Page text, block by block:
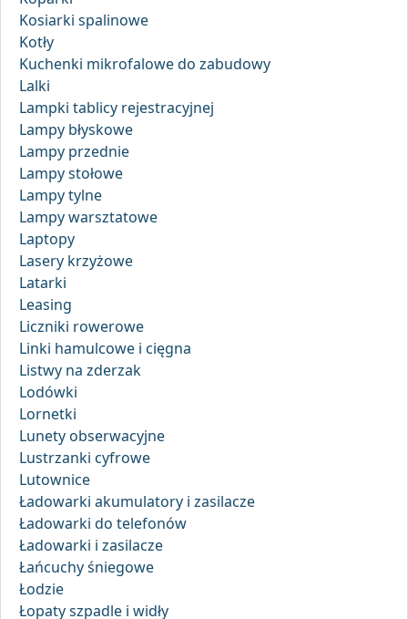
Kosiarki spalinowe
Kotły
Kuchenki mikrofalowe do zabudowy
Lalki
Lampki tablicy rejestracyjnej
Lampy błyskowe
Lampy przednie
Lampy stołowe
Lampy tylne
Lampy warsztatowe
Laptopy
Lasery krzyżowe
Latarki
Leasing
Liczniki rowerowe
Linki hamulcowe i cięgna
Listwy na zderzak
Lodówki
Lornetki
Lunety obserwacyjne
Lustrzanki cyfrowe
Lutownice
Ładowarki akumulatory i zasilacze
Ładowarki do telefonów
Ładowarki i zasilacze
Łańcuchy śniegowe
Łodzie
Łopaty szpadle i widły